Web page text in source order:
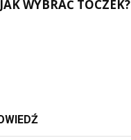
JAK WYBRAĆ TOCZEK?